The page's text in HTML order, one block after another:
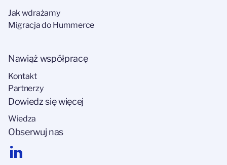
Jak wdrażamy
Migracja do Hummerce
Nawiąż współpracę
Kontakt
Partnerzy
Dowiedz się więcej
Wiedza
Obserwuj nas